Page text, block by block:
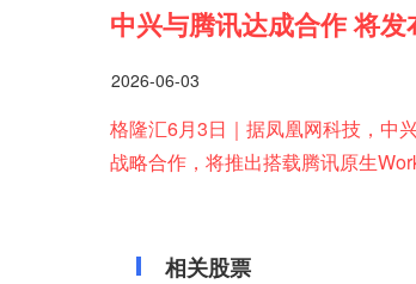
中兴与腾讯达成合作 将
2026-06-03
格隆汇6月3日｜据凤凰网科技，中
战略合作，将推出搭载腾讯原生
相关股票